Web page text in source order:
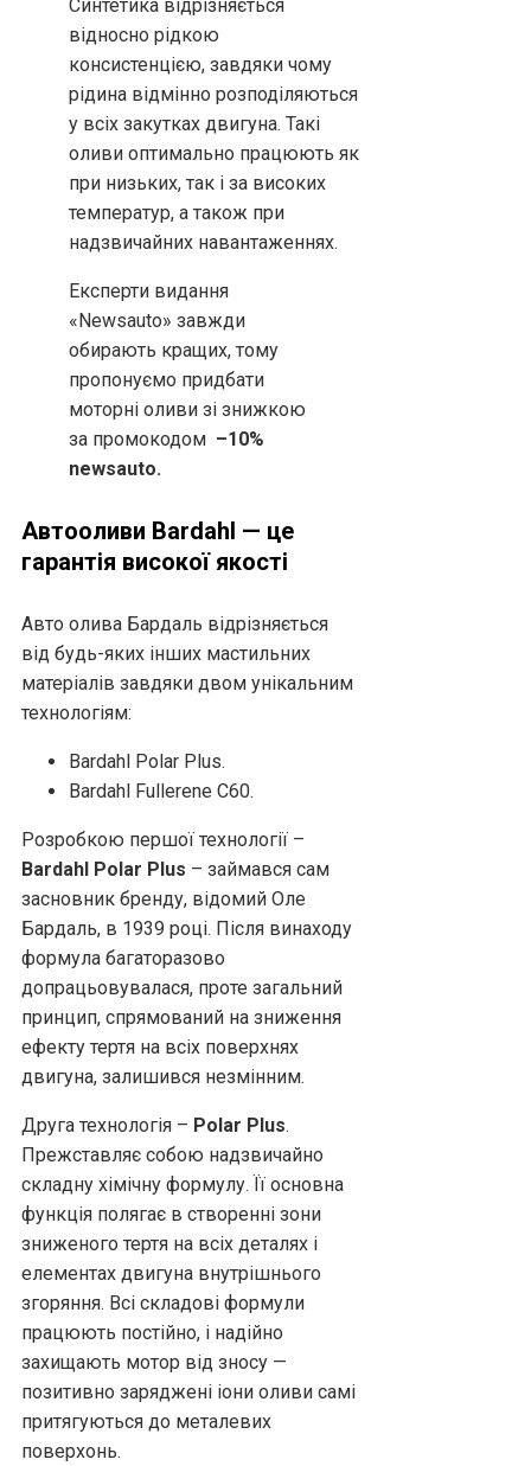
Синтетика відрізняється
відносно рідкою
консистенцією, завдяки чому
рідина відмінно розподіляються
у всіх закутках двигуна. Такі
оливи оптимально працюють як
при низьких, так і за високих
температур, а також при
надзвичайних навантаженнях.
Експерти видання
«Newsauto» завжди
обирають кращих, тому
пропонуємо придбати
моторні оливи зі знижкою
за промокодом –10%
newsauto.
Автооливи Bardahl — це
гарантія високої якості
Авто олива Бардаль відрізняється
від будь-яких інших мастильних
матеріалів завдяки двом унікальним
технологіям:
Bardahl Polar Plus.
Bardahl Fullerene C60.
Розробкою першої технології –
Bardahl Polar Plus – займався сам
засновник бренду, відомий Оле
Бардаль, в 1939 році. Після винаходу
формула багаторазово
допрацьовувалася, проте загальний
принцип, спрямований на зниження
ефекту тертя на всіх поверхнях
двигуна, залишився незмінним.
Друга технологія – Polar Plus.
Прежставляє собою надзвичайно
складну хімічну формулу. Її основна
функція полягає в створенні зони
зниженого тертя на всіх деталях і
елементах двигуна внутрішнього
згоряння. Всі складові формули
працюють постійно, і надійно
захищають мотор від зносу —
позитивно заряджені іони оливи самі
притягуються до металевих
поверхонь.